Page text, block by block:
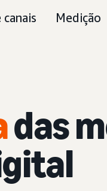
Medição
das